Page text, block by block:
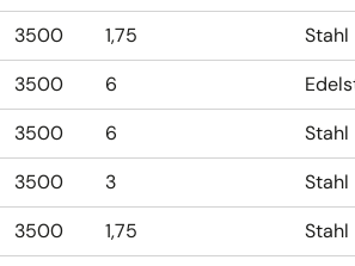
3500 1,75 Stahl
3500 6
3500 6 Stahl
3500 3 Stahl
3500 1,75 Stahl